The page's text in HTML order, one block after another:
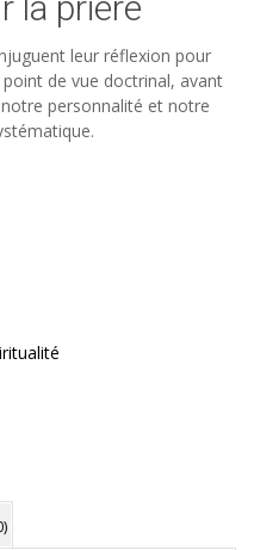
leur réflexion pour
de vue doctrinal, avant
personnalité et notre